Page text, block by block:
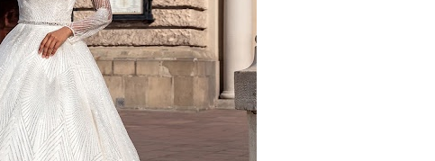
платья